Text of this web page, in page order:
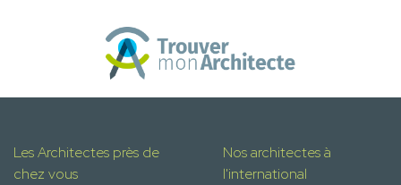
Les Architectes près de
chez vous
Nos architectes à
l'international